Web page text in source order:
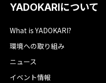
YADOKARIについて
What is YADOKARI?
環境への取り組み
ニュース
イベント情報